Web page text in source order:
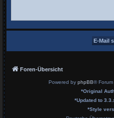
Foren-Übersicht
Powered by phpBB®
*Original
*Updated to
*Style